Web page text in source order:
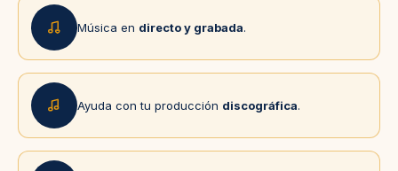
Música en directo y grabada.
Ayuda con tu producción discográfica.